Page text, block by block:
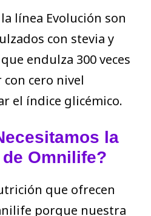
línea Evolución son
con stevia y
endulza 300 veces
con cero nivel
el índice glicémico.
la
Omnilife?
que ofrecen
porque nuestra